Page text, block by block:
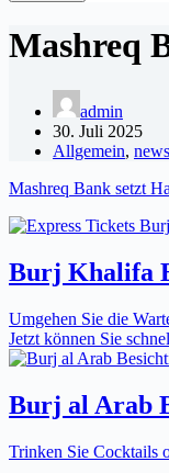
Mashreq
admin
30. Juli 2025
Allgemein, news
Mashreq Bank setzt
Burj Khalifa
Umgehen Sie die
Jetzt können Sie
Burj al Arab
Trinken Sie Cocktails